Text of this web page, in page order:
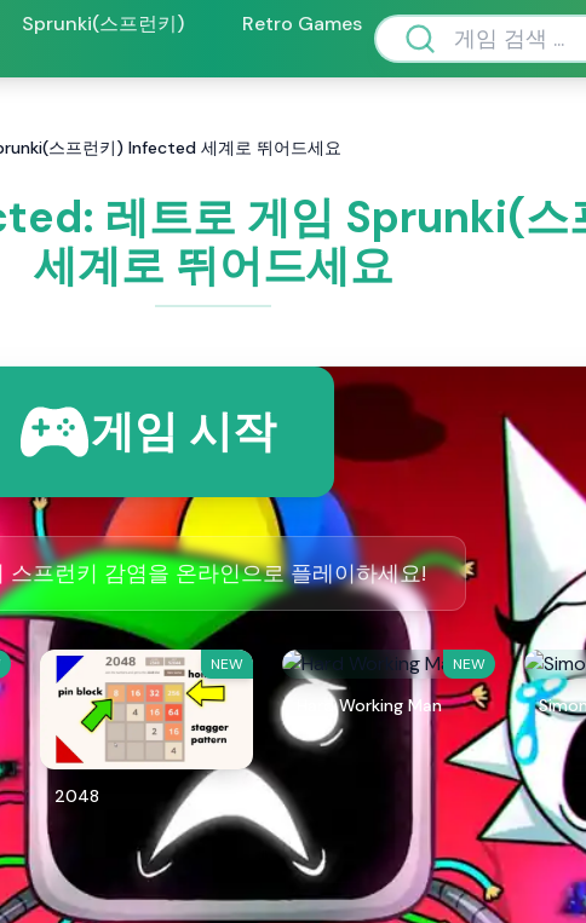
Sprunki(스프런키)
Retro Games
스프런키) Infected 세계로 뛰어드세요
레트로 게임 Sprunki(
세계로 뛰어드세요
게임 시작
스프런키 감염을 온라인으로 플레이하세요!
NEW
2048
NEW
Hard Working Man